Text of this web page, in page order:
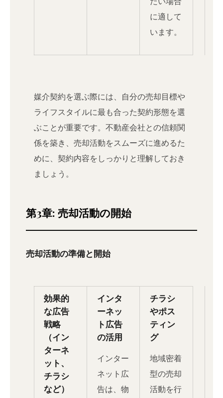
に適して
います。
媒介契約を選ぶ際には、自分の売却目標や
ライフスタイルに最も合った契約形態を選
ぶことが重要です。不動産会社との信頼関
係を築き、売却活動をスムーズに進めるた
めに、契約内容をしっかりと理解しておき
ましょう。
第3章: 売却活動の開始
売却活動の準備と開始
効果的
な広告
戦略
（イン
ターネ
ット、
チラシ
など）
インタ
ーネッ
ト広告
の活用
インター
ネット広
告は、物
チラシ
やポス
ティン
グ
地域密着
型の売却
活動を行